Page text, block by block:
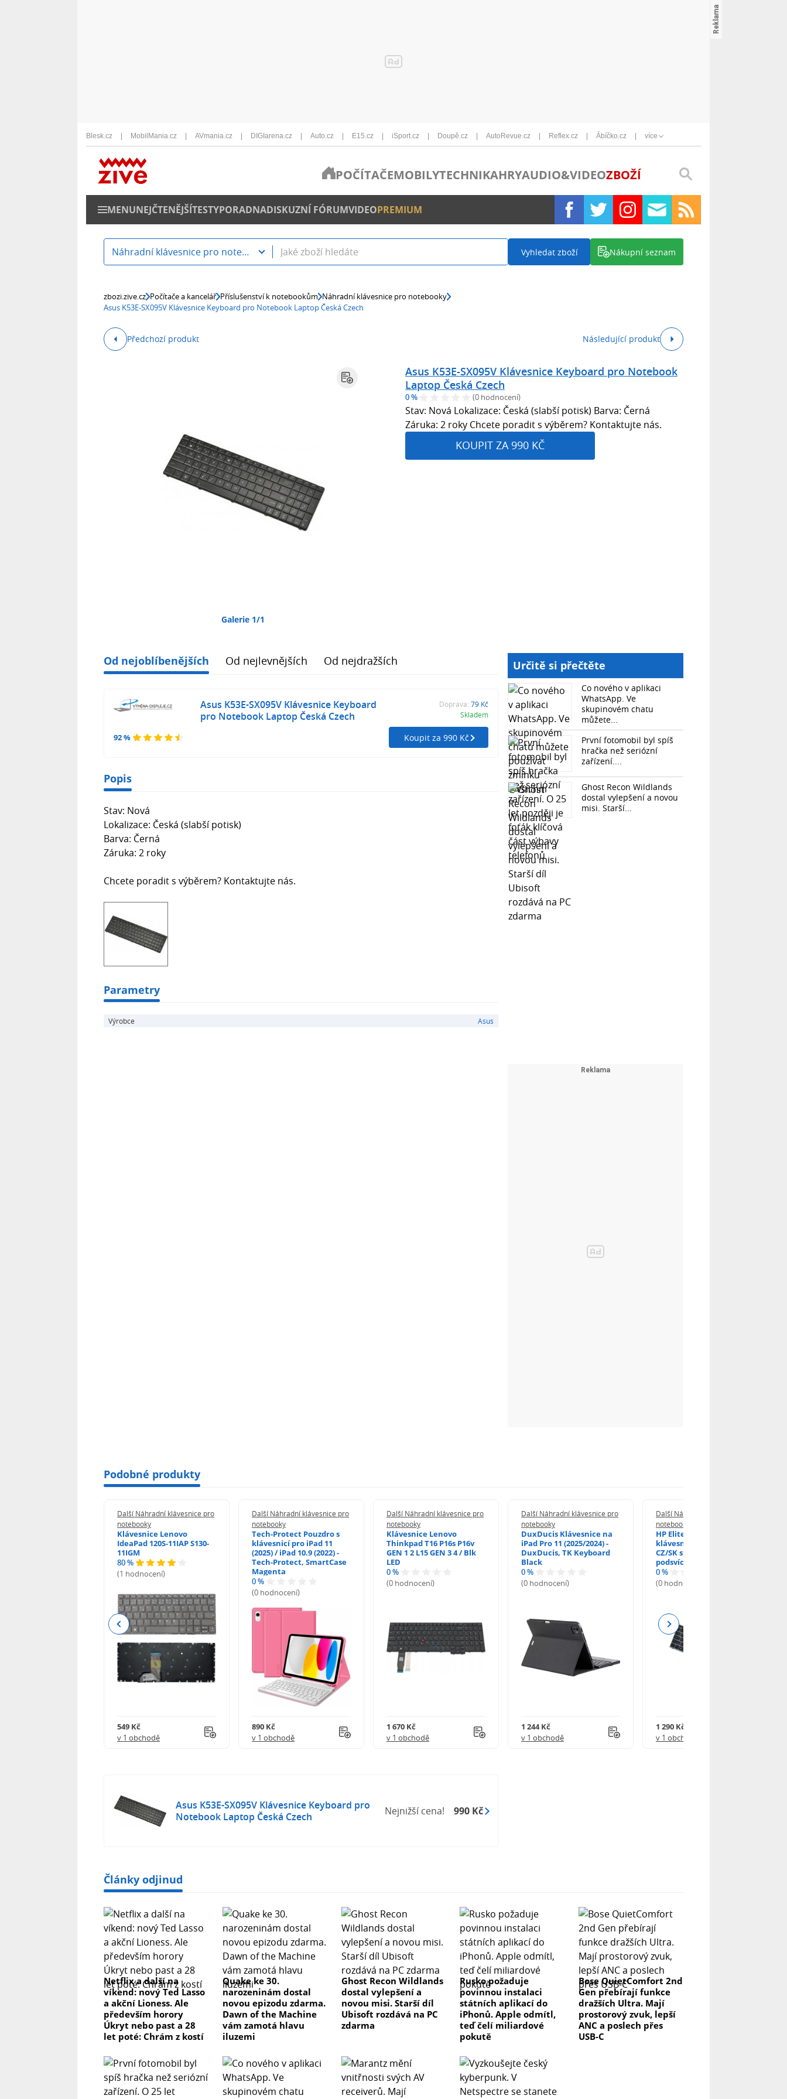
Blesk.cz MobilMania.cz AVmania.cz DIGIarena.cz Auto.cz E15.cz iSport.cz Doupě.cz AutoRevue.cz Reflex.cz Ábíčko.cz více
POČÍTAČEMOBILYTECHNIKAHRYAUDIO&VIDEOZBOŽÍ
MENUNEJČTENĚJŠÍTESTYPORADNADISKUZNÍ FÓRUMVIDEOPREMIUM
Náhradní klávesnice pro notebooky Vyhledat zboží Nákupní seznam
zbozi.zive.cz Počítače a kancelář Příslušenství k notebookům Náhradní klávesnice pro notebooky
Asus K53E-SX095V Klávesnice Keyboard pro Notebook Laptop Česká Czech
Předchozí produkt Následující produkt
Galerie 1/1
Asus K53E-SX095V Klávesnice Keyboard pro Notebook
Laptop Česká Czech
0 % (0 hodnocení)
Stav: Nová Lokalizace: Česká (slabší potisk) Barva: Černá
Záruka: 2 roky Chcete poradit s výběrem? Kontaktujte nás.
KOUPIT ZA 990 KČ
Od nejoblíbenějších Od nejlevnějších Od nejdražších
92 %
Asus K53E-SX095V Klávesnice Keyboard
pro Notebook Laptop Česká Czech
Doprava: 79 Kč
Skladem
Koupit za 990 Kč
Popis
Stav: Nová
Lokalizace: Česká (slabší potisk)
Barva: Černá
Záruka: 2 roky
Chcete poradit s výběrem? Kontaktujte nás.
Parametry
Výrobce Asus
Určitě si přečtěte
Co nového v aplikaci
WhatsApp. Ve
skupinovém chatu
můžete...
První fotomobil byl spíš
hračka než seriózní
zařízení....
Ghost Recon Wildlands
dostal vylepšení a novou
misi. Starší...
Podobné produkty
Další Náhradní klávesnice pro
notebooky
Klávesnice Lenovo
IdeaPad 120S-11IAP S130-
11IGM
80 %
(1 hodnocení)
549 Kč
v 1 obchodě
Další Náhradní klávesnice pro
notebooky
Tech-Protect Pouzdro s
klávesnicí pro iPad 11
(2025) / iPad 10.9 (2022) -
Tech-Protect, SmartCase
Magenta
0 %
(0 hodnocení)
890 Kč
v 1 obchodě
Další Náhradní klávesnice pro
notebooky
Klávesnice Lenovo
Thinkpad T16 P16s P16v
GEN 1 2 L15 GEN 3 4 / Blk
LED
0 %
(0 hodnocení)
1 670 Kč
v 1 obchodě
Další Náhradní klávesnice pro
notebooky
DuxDucis Klávesnice na
iPad Pro 11 (2025/2024) -
DuxDucis, TK Keyboard
Black
0 %
(0 hodnocení)
1 244 Kč
v 1 obchodě
Další Náhradní klávesnice pro
notebooky
HP EliteBook 840 G6
klávesnice na notebook
CZ/SK stříbrný rámeček,
podsvícená, Trackpoint
0 %
(0 hodnocení)
1 290 Kč
v 1 obchodě
Previous Next
Asus K53E-SX095V Klávesnice Keyboard pro
Notebook Laptop Česká Czech
Nejnižší cena! 990 Kč
Články odjinud
Netflix a další na
víkend: nový Ted Lasso
a akční Lioness. Ale
především horory
Úkryt nebo past a 28
let poté: Chrám z kostí
Quake ke 30.
narozeninám dostal
novou epizodu zdarma.
Dawn of the Machine
vám zamotá hlavu
iluzemi
Ghost Recon Wildlands
dostal vylepšení a
novou misi. Starší díl
Ubisoft rozdává na PC
zdarma
Rusko požaduje
povinnou instalaci
státních aplikací do
iPhonů. Apple odmítl,
teď čelí miliardové
pokutě
Bose QuietComfort 2nd
Gen přebírají funkce
dražších Ultra. Mají
prostorový zvuk, lepší
ANC a poslech přes
USB-C